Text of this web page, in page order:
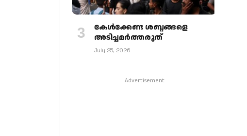
കേള്‍ക്കേണ്ട ശബ്ദങ്ങളെ
അടിച്ചമര്‍ത്തരുത്
July 25, 2026
Advertisement